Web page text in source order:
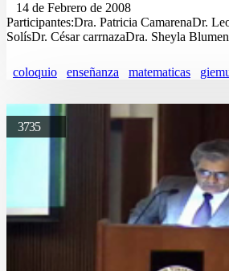
14 de Febrero de 2008
Participantes:Dra. Patricia CamarenaDr.
SolísDr. César carrnazaDra. Sheyla
coloquio enseñanza matematicas
3735